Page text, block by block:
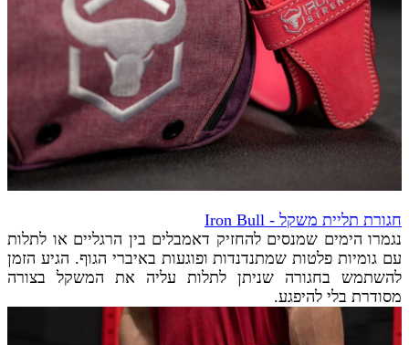
חגורת תליית משקל - Iron Bull
נגמרו הימים שמנסים להחזיק דאמבלים בין הרגליים או לתלות
עם גומיות פלטות שמתנדנדות ופוגעות באיברי הגוף. הגיע הזמן
להשתמש בחגורה שניתן לתלות עליה את המשקל בצורה
מסודרת בלי להיפגע.